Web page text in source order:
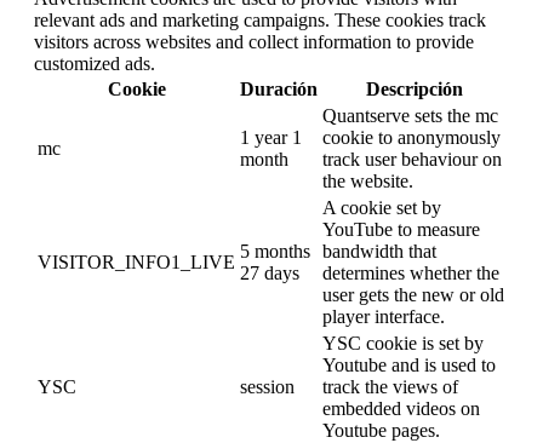
relevant ads and marketing campaigns. These cookies track
visitors across websites and collect information to provide
customized ads.
Cookie
Duración Descripción
mc
1 year 1
month
Quantserve sets the mc
cookie to anonymously
track user behaviour on
the website.
VISITOR_INFO1_LIVE
5 months
27 days
A cookie set by
YouTube to measure
bandwidth that
determines whether the
user gets the new or old
player interface.
YSC session
YSC cookie is set by
Youtube and is used to
track the views of
embedded videos on
Youtube pages.